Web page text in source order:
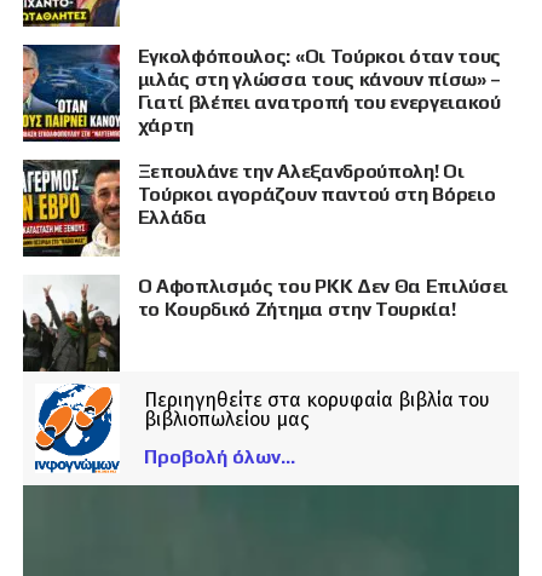
Εγκολφόπουλος: «Οι Τούρκοι όταν τους
μιλάς στη γλώσσα τους κάνουν πίσω» –
Γιατί βλέπει ανατροπή του ενεργειακού
χάρτη
Ξεπουλάνε την Αλεξανδρούπολη! Οι
Τούρκοι αγοράζουν παντού στη Βόρειο
Ελλάδα
Ο Αφοπλισμός του PKK Δεν Θα Επιλύσει
το Κουρδικό Ζήτημα στην Τουρκία!
Περιηγηθείτε στα κορυφαία βιβλία του
βιβλιοπωλείου μας
Προβολή όλων